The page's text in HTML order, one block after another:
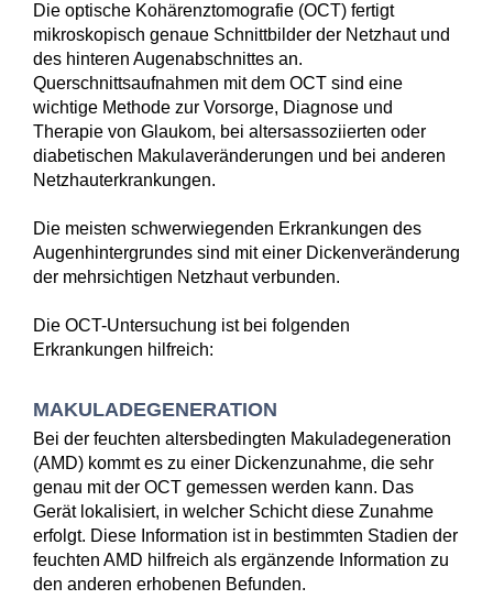
Die optische Kohärenztomografie (OCT) fertigt
mikroskopisch genaue Schnittbilder der Netzhaut und
des hinteren Augenabschnittes an.
Querschnittsaufnahmen mit dem OCT sind eine
wichtige Methode zur Vorsorge, Diagnose und
Therapie von Glaukom, bei altersassoziierten oder
diabetischen Makulaveränderungen und bei anderen
Netzhauterkrankungen.
Die meisten schwerwiegenden Erkrankungen des
Augenhintergrundes sind mit einer Dickenveränderung
der mehrsichtigen Netzhaut verbunden.
Die OCT-Untersuchung ist bei folgenden
Erkrankungen hilfreich:
MAKULADEGENERATION
Bei der feuchten altersbedingten Makuladegeneration
(AMD) kommt es zu einer Dickenzunahme, die sehr
genau mit der OCT gemessen werden kann. Das
Gerät lokalisiert, in welcher Schicht diese Zunahme
erfolgt. Diese Information ist in bestimmten Stadien der
feuchten AMD hilfreich als ergänzende Information zu
den anderen erhobenen Befunden.